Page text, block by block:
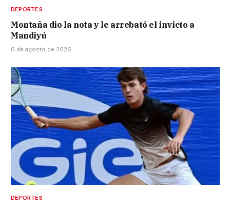
DEPORTES
Montaña dio la nota y le arrebató el invicto a
Mandiyú
6 de agosto de 2026
DEPORTES